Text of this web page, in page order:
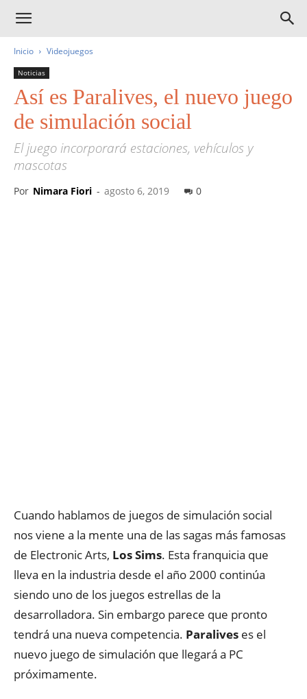
Inicio Videojuegos
Noticias
Así es Paralives, el nuevo juego
de simulación social
El juego incorporará estaciones, vehículos y
mascotas
Por Nimara Fiori - agosto 6, 2019 0
Cuando hablamos de juegos de simulación social
nos viene a la mente una de las sagas más famosas
de Electronic Arts, Los Sims. Esta franquicia que
lleva en la industria desde el año 2000 continúa
siendo uno de los juegos estrellas de la
desarrolladora. Sin embargo parece que pronto
tendrá una nueva competencia. Paralives es el
nuevo juego de simulación que llegará a PC
próximamente.